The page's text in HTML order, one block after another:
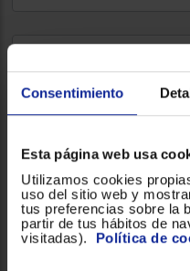
Consentimiento
Esta página web usa
Utilizamos cookies
uso del sitio web y
tus preferencias sobre la
partir de tus hábitos de
visitadas). Política de